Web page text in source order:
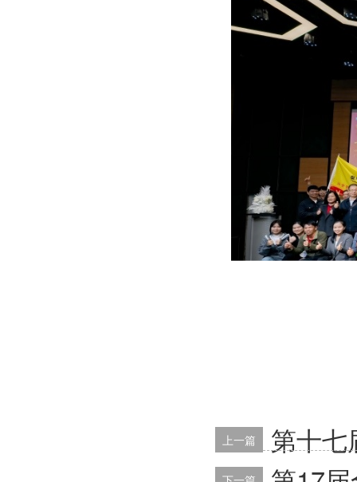
上一篇 第十七